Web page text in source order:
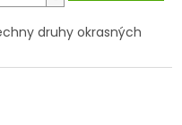
druhy okrasných